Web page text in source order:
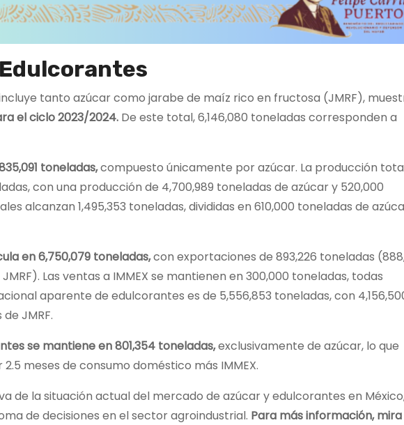
tanto azúcar como jarabe de maíz rico en fructosa (JMRF),
el ciclo 2023/2024. De este total, 6,146,080 toneladas corresponden a
toneladas,compuesto únicamente por azúcar. La producción
con una producción de 4,700,989 toneladas de azúcar y 520,000
alcanzan 1,495,353 toneladas, divididas en 610,000 toneladas de
en 6,750,079 toneladas,con exportaciones de 893,226 toneladas
Las ventas a IMMEX se mantienen en 300,000 toneladas, todas
aparente de edulcorantes es de 5,556,853 toneladas, con
JMRF.
se mantiene en 801,354 toneladas,exclusivamente de azúcar, lo que
meses de consumo doméstico más IMMEX.
de la situación actual del mercado de azúcar y edulcorantes en
de decisiones en el sector agroindustrial. Para más información,